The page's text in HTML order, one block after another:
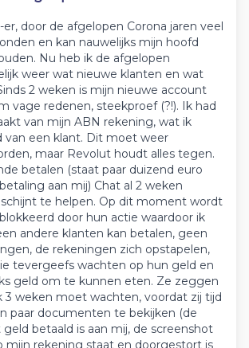
door de afgelopen Corona jaren veel
en kan nauwelijks mijn hoofd
Nu heb ik de afgelopen
weer wat nieuwe klanten en wat
2 weken is mijn nieuwe account
vage redenen, steekproef (?!). Ik had
van mijn ABN rekening, wat ik
van een klant. Dit moet weer
maar Revolut houdt alles tegen.
betalen (staat paar duizend euro
aan mij) Chat al 2 weken
schijnt te helpen. Op dit moment wordt
door hun actie waardoor ik
andere klanten kan betalen, geen
de rekeningen zich opstapelen,
tevergeefs wachten op hun geld en
geld om te kunnen eten. Ze zeggen
3 weken moet wachten, voordat zij tijd
paar documenten te bekijken (de
betaald is aan mij, de screenshot
mijn rekening staat en doorgestort is